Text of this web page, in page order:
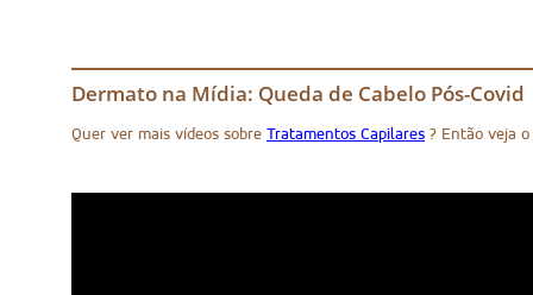
Dermato na Mídia: Queda de Cabelo Pós-Covid
Quer ver mais vídeos sobre Tratamentos Capilares ? Então veja